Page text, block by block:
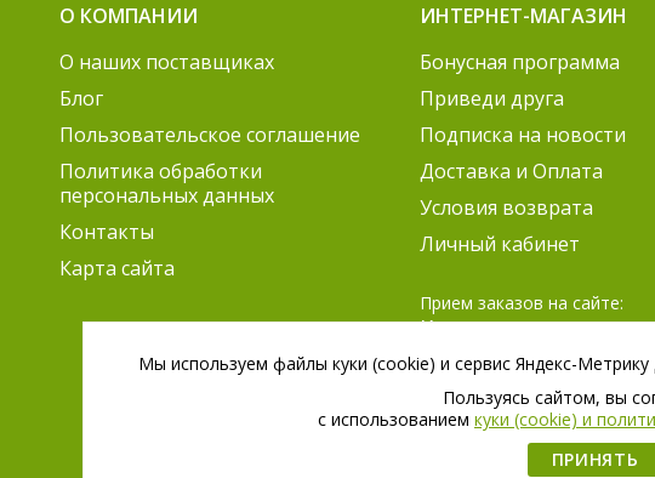
О КОМПАНИИ
О наших поставщиках
Блог
Пользовательское соглашение
Политика обработки
персональных данных
Контакты
Карта сайта
ИНТЕРНЕТ-МАГАЗИН
Бонусная программа
Приведи друга
Подписка на новости
Доставка и Оплата
Условия возврата
Личный кабинет
Прием заказов на сайте:
Круглосуточно
Согласование заказов:
ПН-ПТ 9:00 – 21:00
СБ 9:00 – 18:00
Мы используем файлы куки (cookie) и сервис Яндекс-
Пользуясь сайтом, вы
c использованием куки (cookie) и
ПРИНЯТЬ